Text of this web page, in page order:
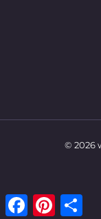
© 2026
FacebookPinterest